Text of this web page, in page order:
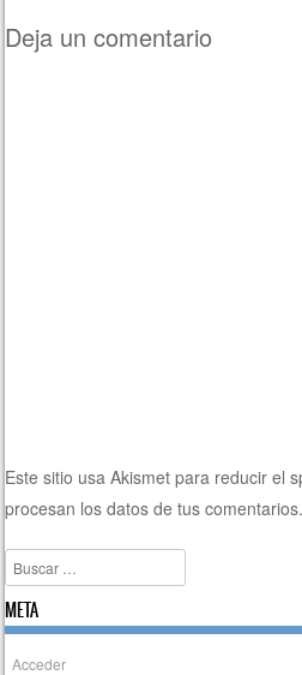
Deja un comentario
Este sitio usa Akismet para reducir el
procesan los datos de tus comentarios.
Buscar
META
Acceder